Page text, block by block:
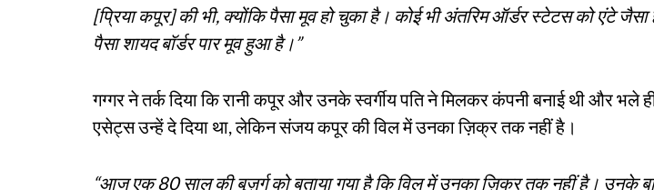
[प्रिया कपूर] की भी, क्योंकि पैसा मूव हो चुका है। कोई भी अंतरिम ऑर्डर स्टेटस को एंटे जैसा
पैसा शायद बॉर्डर पार मूव हुआ है।”
गग्गर ने तर्क दिया कि रानी कपूर और उनके स्वर्गीय पति ने मिलकर कंपनी बनाई थी और भले
एसेट्स उन्हें दे दिया था, लेकिन संजय कपूर की विल में उनका ज़िक्र तक नहीं है।
“आज एक 80 साल की बुज़ुर्ग को बताया गया है कि विल में उनका ज़िक्र तक नहीं है। उनके